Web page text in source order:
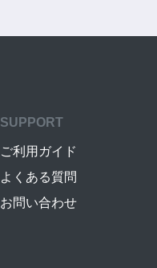
SUPPORT
ご利用ガイド
よくある質問
お問い合わせ